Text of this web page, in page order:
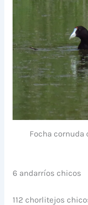
Focha cornuda
6 andarríos chicos
112 chorlitejos